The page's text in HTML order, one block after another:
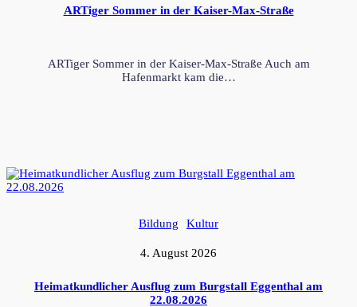
ARTiger Sommer in der Kaiser-Max-Straße
ARTiger Sommer in der Kaiser-Max-Straße Auch am
Hafenmarkt kam die…
Bildung Kultur
4. August 2026
Heimatkundlicher Ausflug zum Burgstall Eggenthal am
22.08.2026